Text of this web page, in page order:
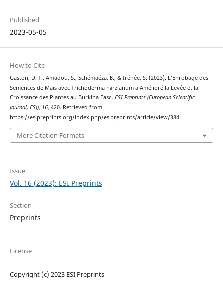
Published
2023-05-05
How to Cite
Gaston, D. T., Amadou, S., Schémaéza, B., & Irénée, S. (2023). L’Enrobage des
Semences de Maïs avec Trichoderma harzianum a Amélioré la Levée et la
Croissance des Plantes au Burkina Faso. ESI Preprints (European Scientific
Journal, ESJ), 16, 420. Retrieved from
https://esipreprints.org/index.php/esipreprints/article/view/384
More Citation Formats
Issue
Vol. 16 (2023): ESI Preprints
Section
Preprints
License
Copyright (c) 2023 ESI Preprints